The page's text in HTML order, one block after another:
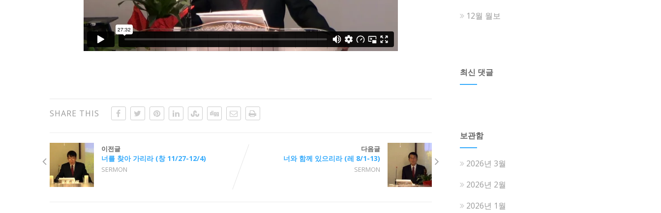
SHARE THIS
이전글
너를 찾아 가리라 (창 11/27-12/4)
SERMON
다음글
너와 함께 있으리라 (레 8/1-13)
SERMON
12월 월보
최신 댓글
보관함
2026년 3월
2026년 2월
2026년 1월